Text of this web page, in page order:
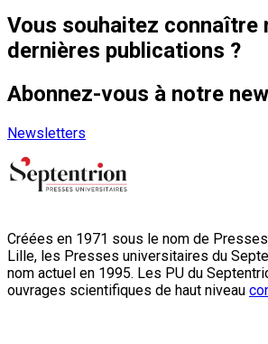
Vous souhaitez connaître
dernières publications ?
Abonnez-vous à notre
Newsletters
Créées en 1971 sous le nom de
Lille, les Presses universitaires du
nom actuel en 1995. Les PU du
ouvrages scientifiques de haut niveau